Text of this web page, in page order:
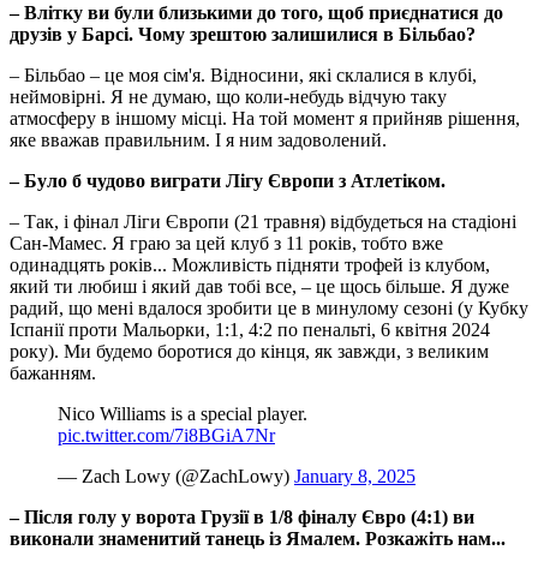
– Влітку ви були близькими до того, щоб приєднатися до
друзів у Барсі. Чому зрештою залишилися в Більбао?
– Більбао – це моя сім'я. Відносини, які склалися в клубі,
неймовірні. Я не думаю, що коли-небудь відчую таку
атмосферу в іншому місці. На той момент я прийняв рішення,
яке вважав правильним. І я ним задоволений.
– Було б чудово виграти Лігу Європи з Атлетіком.
– Так, і фінал Ліги Європи (21 травня) відбудеться на стадіоні
Сан-Мамес. Я граю за цей клуб з 11 років, тобто вже
одинадцять років... Можливість підняти трофей із клубом,
який ти любиш і який дав тобі все, – це щось більше. Я дуже
радий, що мені вдалося зробити це в минулому сезоні (у Кубку
Іспанії проти Мальорки, 1:1, 4:2 по пенальті, 6 квітня 2024
року). Ми будемо боротися до кінця, як завжди, з великим
бажанням.
Nico Williams is a special player.
pic.twitter.com/7i8BGiA7Nr
— Zach Lowy (@ZachLowy) January 8, 2025
– Після голу у ворота Грузії в 1/8 фіналу Євро (4:1) ви
виконали знаменитий танець із Ямалем. Розкажіть нам...